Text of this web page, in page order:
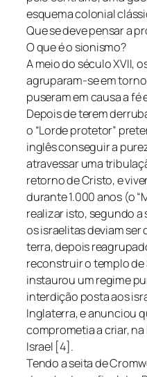
esquema colonial
Que se deve pensar a
O que é o sionismo?
A meio do século XVII,
agruparam-se em
puseram em causa a fé
Depois de terem
o “Lorde protetor”
inglês conseguir a
atravessar uma
retorno de Cristo, e
durante 1.000 anos (o
realizar isto, segundo
os israelitas deviam
terra, depois
reconstruir o templo de
instaurou um regime
interdição posta aos
Inglaterra, e anunciou
comprometia a criar,
Israel [4].
Tendo a seita de